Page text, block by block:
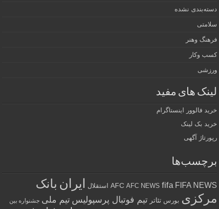
دسته‌بندی نشده
سلامتی
فرهنگ وهنر
کسب وکار
ورزشی
لینک های مفید
خرید فالوور اینستاگرام
خرید بک لینک
رپورتاژ آگهی
برچسب‌ها
AFC AFC NEWS fifa FIFA NEWS استقلال ایران بانک
مرکزی بورس تئاتر تیم فوتبال پرسپولیس تیم ملی جشنواره بین